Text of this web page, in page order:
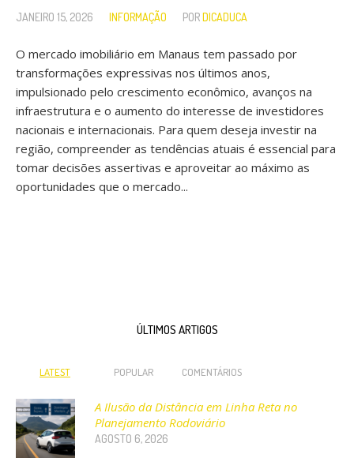
JANEIRO 15, 2026 INFORMAÇÃO PORDICADUCA
O mercado imobiliário em Manaus tem passado por
transformações expressivas nos últimos anos,
impulsionado pelo crescimento econômico, avanços na
infraestrutura e o aumento do interesse de investidores
nacionais e internacionais. Para quem deseja investir na
região, compreender as tendências atuais é essencial para
tomar decisões assertivas e aproveitar ao máximo as
oportunidades que o mercado...
ÚLTIMOS ARTIGOS
LATEST POPULAR COMENTÁRIOS
A Ilusão da Distância em Linha Reta no
Planejamento Rodoviário
AGOSTO 6, 2026